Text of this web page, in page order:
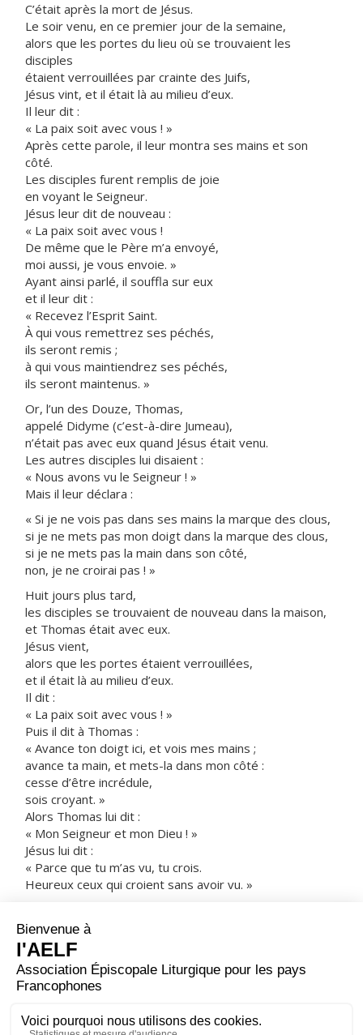
C’était après la mort de Jésus.
Le soir venu, en ce premier jour de la semaine,
alors que les portes du lieu où se trouvaient les
disciples
étaient verrouillées par crainte des Juifs,
Jésus vint, et il était là au milieu d’eux.
Il leur dit :
« La paix soit avec vous ! »
Après cette parole, il leur montra ses mains et son
côté.
Les disciples furent remplis de joie
en voyant le Seigneur.
Jésus leur dit de nouveau :
« La paix soit avec vous !
De même que le Père m’a envoyé,
moi aussi, je vous envoie. »
Ayant ainsi parlé, il souffla sur eux
et il leur dit :
« Recevez l’Esprit Saint.
À qui vous remettrez ses péchés,
ils seront remis ;
à qui vous maintiendrez ses péchés,
ils seront maintenus. »
Or, l’un des Douze, Thomas,
appelé Didyme (c’est-à-dire Jumeau),
n’était pas avec eux quand Jésus était venu.
Les autres disciples lui disaient :
« Nous avons vu le Seigneur ! »
Mais il leur déclara :
« Si je ne vois pas dans ses mains la marque des clous,
si je ne mets pas mon doigt dans la marque des clous,
si je ne mets pas la main dans son côté,
non, je ne croirai pas ! »
Huit jours plus tard,
les disciples se trouvaient de nouveau dans la maison,
et Thomas était avec eux.
Jésus vient,
alors que les portes étaient verrouillées,
et il était là au milieu d’eux.
Il dit :
« La paix soit avec vous ! »
Puis il dit à Thomas :
« Avance ton doigt ici, et vois mes mains ;
avance ta main, et mets-la dans mon côté :
cesse d’être incrédule,
sois croyant. »
Alors Thomas lui dit :
« Mon Seigneur et mon Dieu ! »
Jésus lui dit :
« Parce que tu m’as vu, tu crois.
Heureux ceux qui croient sans avoir vu. »
que Jésus a faits en présence des disciples
et qui ne sont pas écrits dans ce livre.
Mais ceux-là ont été écrits
pour que vous croyiez
que Jésus est le Christ, le Fils de Dieu,
et pour qu’en croyant, vous ayez la vie en son nom.